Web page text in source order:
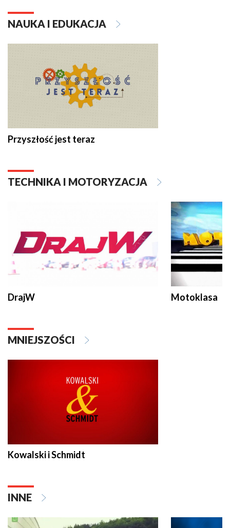
NAUKA I EDUKACJA
Przyszłość jest teraz
TECHNIKA I MOTORYZACJA
DrajW Motoklasa
MNIEJSZOŚCI
Kowalski i Schmidt
INNE